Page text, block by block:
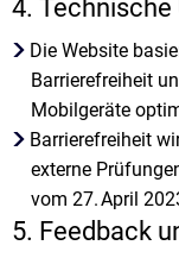
4.
Die Website
Barrierefreiheit
Mobilgeräte
Barrierefreiheit
externe
vom 27. April
5. Feedback